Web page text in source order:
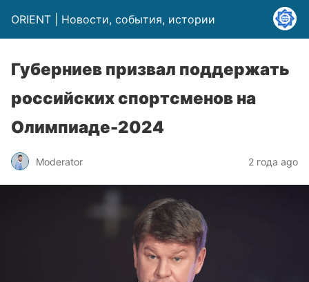
ORIENT | Новости, события, истории
Губерниев призвал поддержать
российских спортсменов на
Олимпиаде-2024
Moderator 2 года ago